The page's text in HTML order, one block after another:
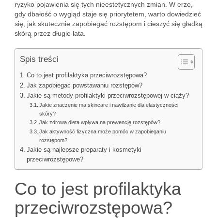
ryzyko pojawienia się tych nieestetycznych zmian. W erze,
gdy dbałość o wygląd staje się priorytetem, warto dowiedzieć
się, jak skutecznie zapobiegać rozstępom i cieszyć się gładką
skórą przez długie lata.
Spis treści
Co to jest profilaktyka przeciwrozstępowa?
Jak zapobiegać powstawaniu rozstępów?
Jakie są metody profilaktyki przeciwrozstępowej w ciąży?
Jakie znaczenie ma skincare i nawilżanie dla elastyczności
skóry?
Jak zdrowa dieta wpływa na prewencję rozstępów?
Jak aktywność fizyczna może pomóc w zapobieganiu
rozstępom?
Jakie są najlepsze preparaty i kosmetyki
przeciwrozstępowe?
Co to jest profilaktyka
przeciwrozstępowa?